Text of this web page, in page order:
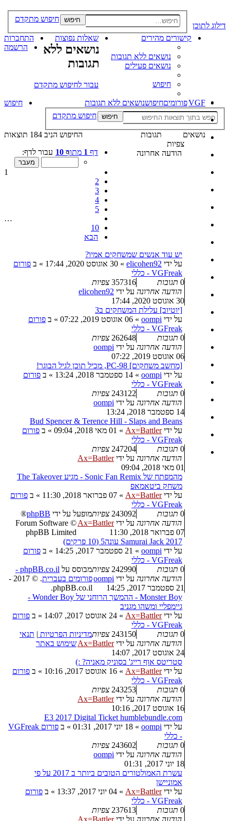
דילוג לתוכן
חיפוש חיפוש מתקדם
קישורים מהירים
נושאים ללא תגובות
נושאים פעילים
חיפוש
שאלות נפוצות
התחברות
הרשמה
VGFפורומיםחיפושנושאים ללא תגובות חיפוש
נושאים ללא
תגובות
עבור לחיפוש מתקדם
חיפוש חיפוש מתקדם
החיפוש הניב 184 תוצאות
דף 1 מתוך 10 עבור לדף:
1
2
3
4
5
…
10
הבא
נושאים
תגובות
צפיות
הודעה אחרונה
יש עוד אנשים שמשחקים אמיו?
על ידי elicohen92
» 30 אוגוסט 2020, 17:44 » ב פורום
VGFreak - כללי
0 תגובות 357316 צפיות
הודעה אחרונה על ידי elicohen92
30 אוגוסט 2020, 17:44
[יוטיוב] עלילת המשחקים ב3
על ידי oompi
» 06 אוגוסט 2019, 07:22 » ב פורום
VGFreak - כללי
0 תגובות 262648 צפיות
הודעה אחרונה על ידי oompi
06 אוגוסט 2019, 07:22
[מחשב משחקים] PC-98, מכיל תוכן לגיל הבוגר!
על ידי oompi
» 14 ספטמבר 2018, 13:24 » ב פורום
VGFreak - כללי
0 תגובות 243122 צפיות
הודעה אחרונה על ידי oompi
14 ספטמבר 2018, 13:24
Bud Spencer & Terence Hill - Slaps and Beans
על ידיAx=Battler
» 01 מאי 2018, 09:04 » ב פורום
VGFreak - כללי
0 תגובות 247204 צפיות
הודעה אחרונה על ידיAx=Battler
01 מאי 2018, 09:04
מהמפתח של Sonic Fan Remix - מגיע The Takeover
משחק ביטאמאפ
על ידיAx=Battler
» 07 פברואר 2018, 11:30 » ב פורום
VGFreak - כללי
0 תגובות 243092 צפיות
הודעה אחרונה על ידיAx=Battler
07 פברואר 2018, 11:30
Samurai Jack 2017 עונה5 (10 פרקים)
על ידי oompi
» 21 ספטמבר 2017, 14:25 » ב פורום
VGFreak - כללי
0 תגובות 242990 צפיות
הודעה אחרונה על ידי oompi
21 ספטמבר 2017, 14:25
Monster Boy - ההמשך הרוחני של Wonder Boy -
גיימפליי ומשהו מגניב
על ידיAx=Battler
» 24 אוגוסט 2017, 14:07 » ב פורום
VGFreak - כללי
0 תגובות 243150 צפיות
הודעה אחרונה על ידיAx=Battler
24 אוגוסט 2017, 14:07
סטריטס אוף רייג' בסוניק מאניה? :)
על ידיAx=Battler
» 16 אוגוסט 2017, 10:16 » ב פורום
VGFreak - כללי
0 תגובות 243253 צפיות
הודעה אחרונה על ידיAx=Battler
16 אוגוסט 2017, 10:16
E3 2017 Digital Ticket humblebundle.com
על ידי oompi
» 18 יוני 2017, 01:31 » ב
פורום VGFreak
- כללי
0 תגובות 243602 צפיות
הודעה אחרונה על ידי oompi
18 יוני 2017, 01:31
עשרת האמולטורים הטובים ביותר ב 2017 על פי
אמוניישן
על ידיAx=Battler
» 04 יוני 2017, 13:37 » ב פורום
VGFreak - כללי
0 תגובות 237613 צפיות
הודעה אחרונה על ידיAx=Battler
מופעל על ידי phpBB
®
Forum Software ©
phpBB Limited
מבוסס על
phpBB.co.il -
פורומים בעברית
. © 2017 -
phpBB.co.il.
מדיניות הפרטיות | תנאי
שימוש באתר